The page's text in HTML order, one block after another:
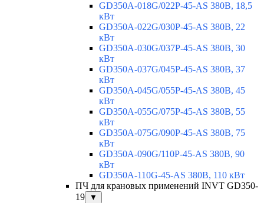
GD350A-018G/022P-45-AS 380В, 18,5
кВт
GD350A-022G/030P-45-AS 380В, 22
кВт
GD350A-030G/037P-45-AS 380В, 30
кВт
GD350A-037G/045P-45-AS 380В, 37
кВт
GD350A-045G/055P-45-AS 380В, 45
кВт
GD350A-055G/075P-45-AS 380В, 55
кВт
GD350A-075G/090P-45-AS 380В, 75
кВт
GD350A-090G/110P-45-AS 380В, 90
кВт
GD350A-110G-45-AS 380В, 110 кВт
ПЧ для крановых применений INVT GD350-
19
▼